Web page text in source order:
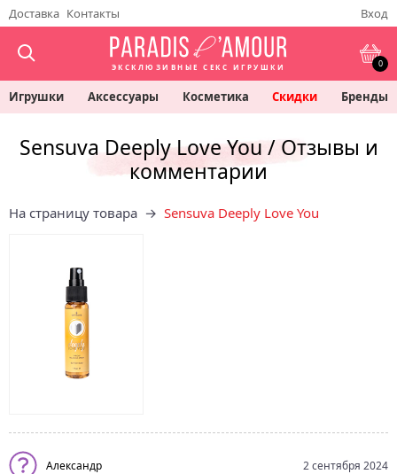
Доставка Контакты Вход
ЭКСКЛЮЗИВНЫЕ СЕКС ИГРУШКИ 0
Игрушки Аксессуары Косметика Скидки Бренды
Sensuva Deeply Love You / Отзывы и
комментарии
На страницу товара → Sensuva Deeply Love You
Александр 2 сентября 2024